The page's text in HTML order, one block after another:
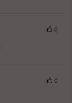
0
0